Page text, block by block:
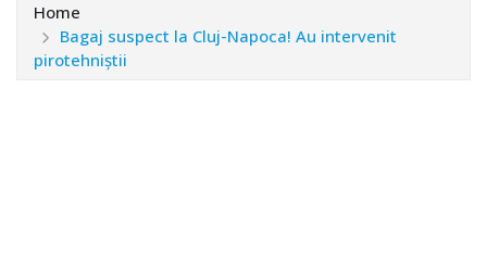
Home
Bagaj suspect la Cluj-Napoca! Au intervenit
pirotehniștii